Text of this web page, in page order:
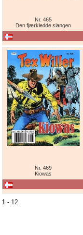
Nr. 465
Den fjærkledde slangen
Nr. 469
Kiowas
1 - 12